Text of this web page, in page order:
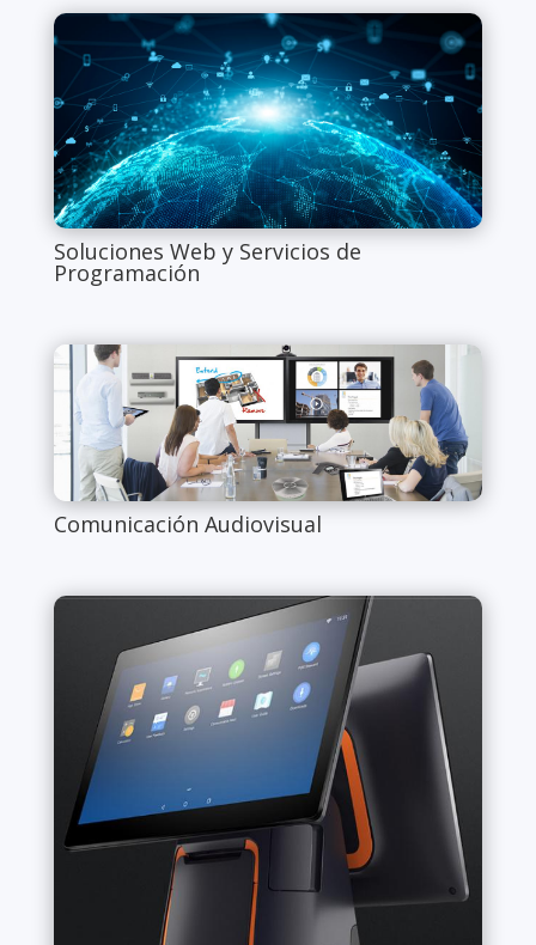
Soluciones Web y Servicios de
Programación
Comunicación Audiovisual